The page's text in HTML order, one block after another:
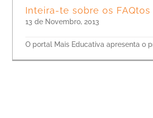
Inteira-te sobre os FAQtos
13 de Novembro, 2013
O portal Mais Educativa apresenta o